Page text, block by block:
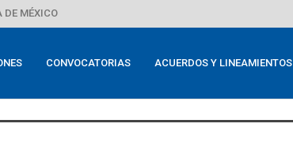
DE MÉXICO
CONVOCATORIAS ACUERDOS Y LINEAMIENTOS